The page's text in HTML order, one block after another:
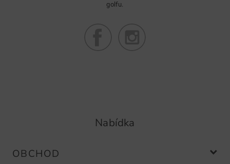
golfu.
Nabídka
OBCHOD